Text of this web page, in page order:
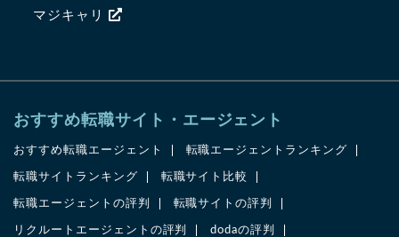
マジキャリ
おすすめ転職サイト・エージェント
おすすめ転職エージェント 転職エージェントランキング
転職サイトランキング 転職サイト比較
転職エージェントの評判 転職サイトの評判
リクルートエージェントの評判 dodaの評判